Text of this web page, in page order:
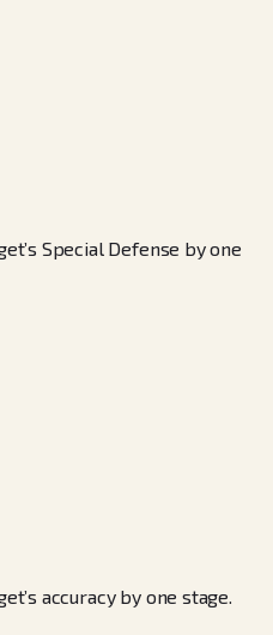
Special Defense by one
accuracy by one stage.